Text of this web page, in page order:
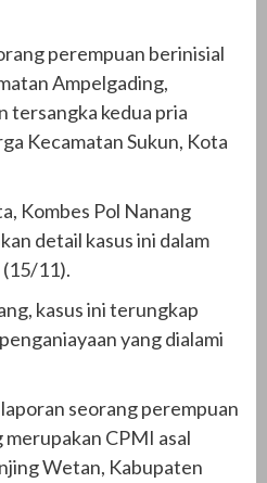
perempuan berinisial
Ampelgading,
tersangka kedua pria
Kecamatan Sukun, Kota
Kombes Pol Nanang
detail kasus ini dalam
11).
kasus ini terungkap
yang dialami
seorang perempuan
CPMI asal
Wetan, Kabupaten